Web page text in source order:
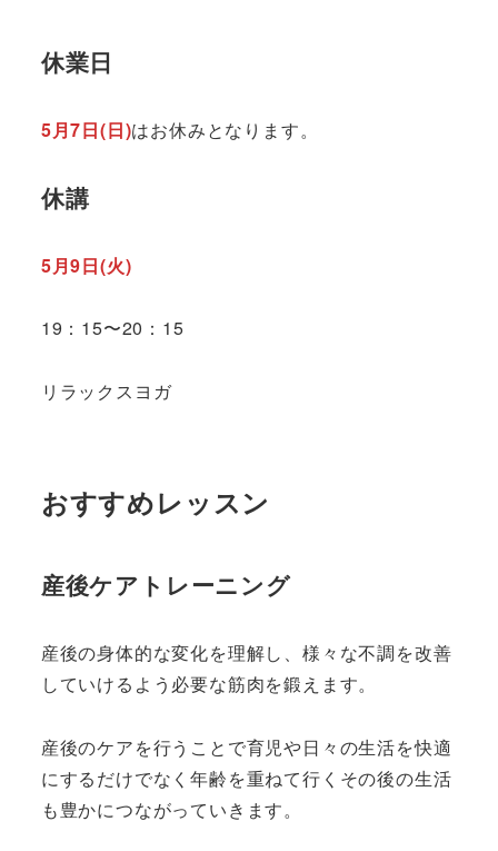
休業日
5月7日(日)はお休みとなります。
休講
5月9日(火)
19：15〜20：15
リラックスヨガ
おすすめレッスン
産後ケアトレーニング
産後の身体的な変化を理解し、様々な不調を改善
していけるよう必要な筋肉を鍛えます。
産後のケアを行うことで育児や日々の生活を快適
にするだけでなく年齢を重ねて行くその後の生活
も豊かにつながっていきます。